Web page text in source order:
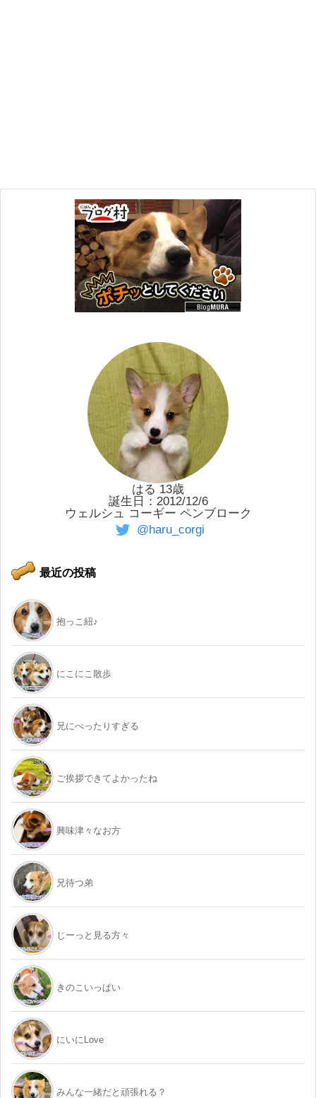
はる 13歳
誕生日：2012/12/6
ウェルシュ コーギー ペンブローク
@haru_corgi
最近の投稿
抱っこ紐♪
にこにこ散歩
兄にべったりすぎる
ご挨拶できてよかったね
興味津々なお方
兄待つ弟
じーっと見る方々
きのこいっぱい
にいにLove
みんな一緒だと頑張れる？